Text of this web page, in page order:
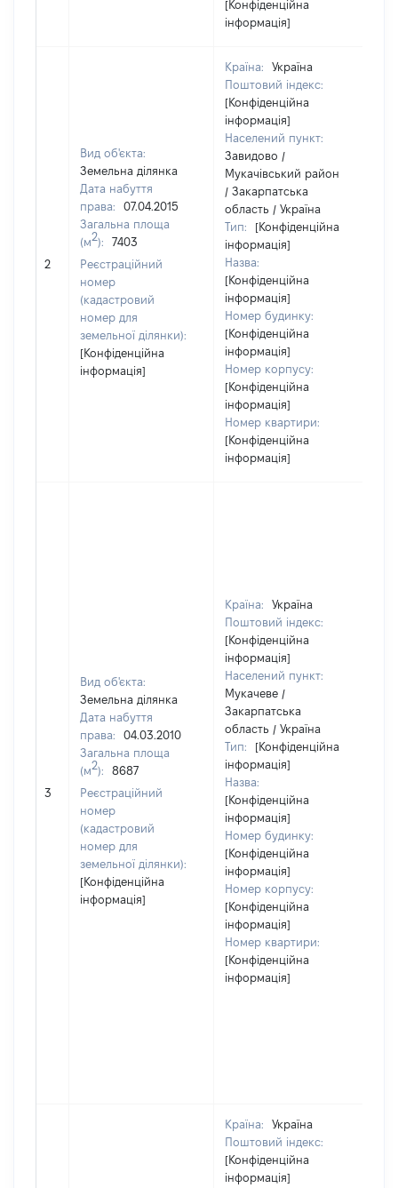
[Конфіденційна
інформація]
2
Вид об'єкта:
Земельна ділянка
Дата набуття
права:
07.04.2015
Загальна площа
(м2):
7403
Реєстраційний
номер
(кадастровий
номер для
земельної ділянки):
[Конфіденційна
інформація]
Країна:
Україна
Поштовий індекс:
[Конфіденційна
інформація]
Населений пункт:
Завидово /
Мукачівський район
/ Закарпатська
область / Україна
Тип:
[Конфіденційна
інформація]
Назва:
[Конфіденційна
інформація]
Номер будинку:
[Конфіденційна
інформація]
Номер корпусу:
[Конфіденційна
інформація]
Номер квартири:
[Конфіденційна
інформація]
3
Вид об'єкта:
Земельна ділянка
Дата набуття
права:
04.03.2010
Загальна площа
(м2):
8687
Реєстраційний
номер
(кадастровий
номер для
земельної ділянки):
[Конфіденційна
інформація]
Країна:
Україна
Поштовий індекс:
[Конфіденційна
інформація]
Населений пункт:
Мукачеве /
Закарпатська
область / Україна
Тип:
[Конфіденційна
інформація]
Назва:
[Конфіденційна
інформація]
Номер будинку:
[Конфіденційна
інформація]
Номер корпусу:
[Конфіденційна
інформація]
Номер квартири:
[Конфіденційна
інформація]
Країна:
Україна
Поштовий індекс:
[Конфіденційна
інформація]